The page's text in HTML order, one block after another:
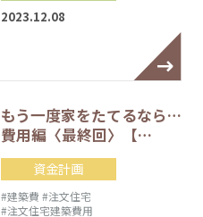
2023.12.08
もう一度家をたてるなら…
費用編〈最終回〉【…
資金計画
#建築費 #注文住宅
#注文住宅建築費用